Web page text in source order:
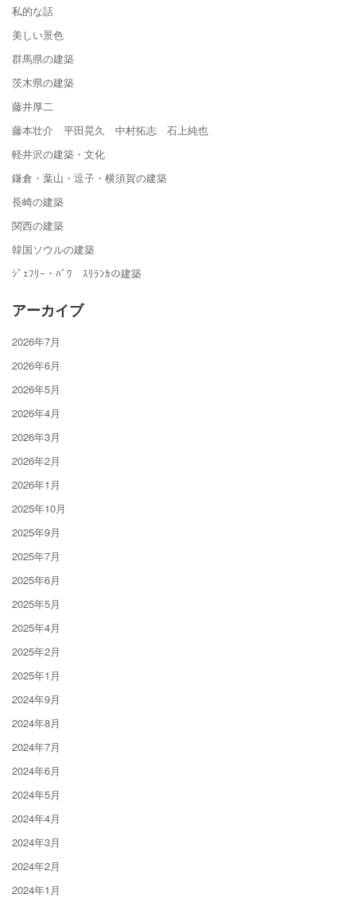
私的な話
美しい景色
群馬県の建築
茨木県の建築
藤井厚二
藤本壮介 平田晃久 中村拓志 石上純也
軽井沢の建築・文化
鎌倉・葉山・逗子・横須賀の建築
長崎の建築
関西の建築
韓国ソウルの建築
ｼﾞｪﾌﾘｰ・ﾊﾞﾜ ｽﾘﾗﾝｶの建築
アーカイブ
2026年7月
2026年6月
2026年5月
2026年4月
2026年3月
2026年2月
2026年1月
2025年10月
2025年9月
2025年7月
2025年6月
2025年5月
2025年4月
2025年2月
2025年1月
2024年9月
2024年8月
2024年7月
2024年6月
2024年5月
2024年4月
2024年3月
2024年2月
2024年1月